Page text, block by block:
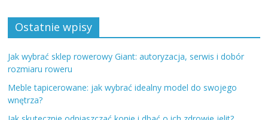
Ostatnie wpisy
Jak wybrać sklep rowerowy Giant: autoryzacja, serwis i dobór
rozmiaru roweru
Meble tapicerowane: jak wybrać idealny model do swojego
wnętrza?